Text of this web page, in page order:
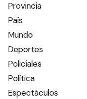
Provincia
País
Mundo
Deportes
Policiales
Política
Espectáculos